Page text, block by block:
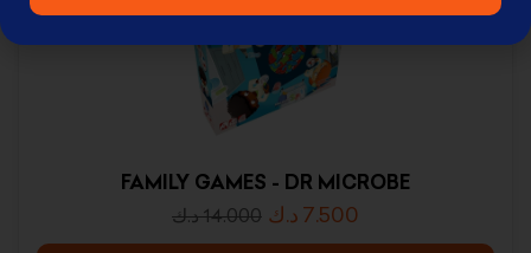
FAMILY GAMES - DR MICROBE
14.000 د.ك 7.500 د.ك